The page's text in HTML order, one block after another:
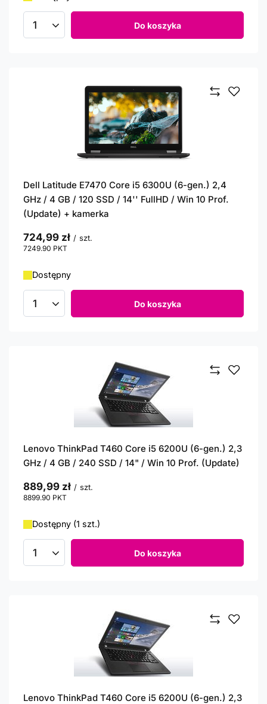
Ilość produktów Do koszyka
Dell Latitude E7470 Core i5 6300U (6-gen.) 2,4
GHz / 4 GB / 120 SSD / 14'' FullHD / Win 10 Prof.
(Update) + kamerka
724,99 zł / szt.
7249.90 PKT
Dostępny
Ilość produktów Do koszyka
Lenovo ThinkPad T460 Core i5 6200U (6-gen.) 2,3
GHz / 4 GB / 240 SSD / 14" / Win 10 Prof. (Update)
889,99 zł / szt.
8899.90 PKT
Dostępny (1 szt.)
Ilość produktów Do koszyka
Lenovo ThinkPad T460 Core i5 6200U (6-gen.) 2,3